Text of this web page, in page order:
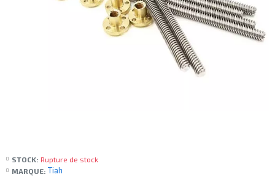
STOCK: Rupture de stock
MARQUE: Tiah